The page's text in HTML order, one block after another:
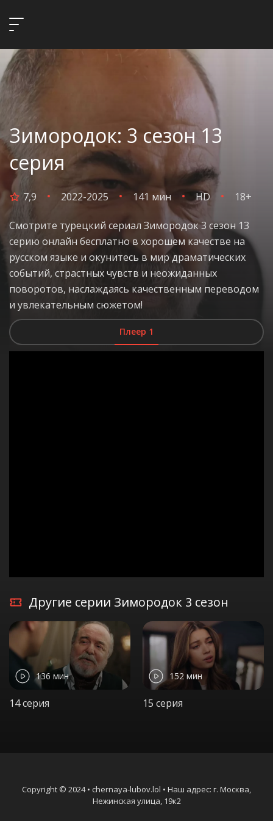
Зимородок: 3 сезон 13
серия
7,9 2022-2025 141 мин HD 18+
Смотрите турецкий сериал Зимородок 3 сезон 13
серию онлайн бесплатно в хорошем качестве на
русском языке и окунитесь в мир драматических
событий, страстных чувств и неожиданных
поворотов, наслаждаясь качественным переводом
и увлекательным сюжетом!
Плеер 1
Другие серии Зимородок 3 сезон
136 мин
14 серия
152 мин
15 серия
Copyright © 2024 • chernaya-lubov.lol • Наш адрес: г. Москва,
Нежинская улица, 19к2